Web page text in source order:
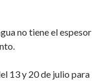
no tiene el espesor
13 y 20 de julio para